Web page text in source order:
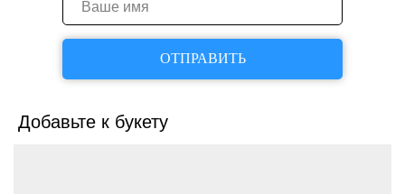
ОТПРАВИТЬ
Добавьте к букету